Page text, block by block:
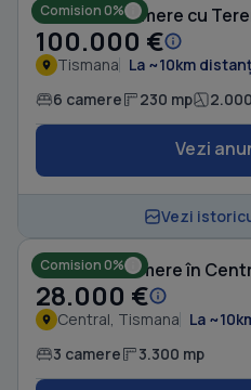
Comision 0%
Casă cu 6 camere cu
100.000 €
Tismana La ~10km
6 camere 230 mp
Vezi
Vezi
Comision 0%
Casă cu 3 camere în
28.000 €
Central, Tismana La
3 camere 3.300 mp